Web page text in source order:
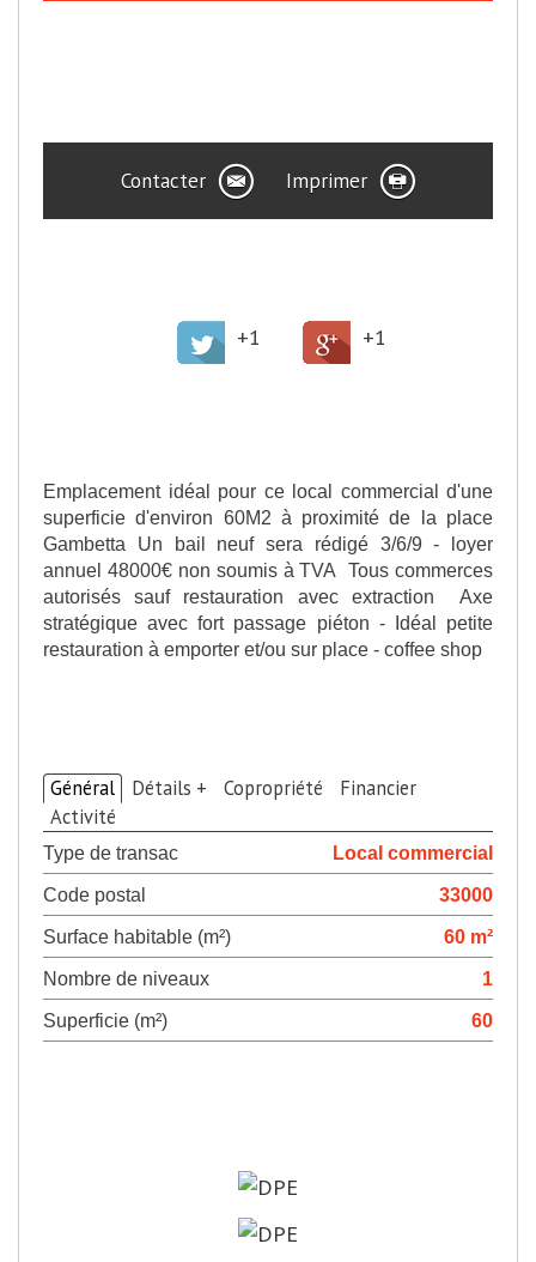
Contacter Imprimer
+1
+1
Emplacement idéal pour ce local commercial d'une
superficie d'environ 60M2 à proximité de la place
Gambetta Un bail neuf sera rédigé 3/6/9 - loyer
annuel 48000€ non soumis à TVA Tous commerces
autorisés sauf restauration avec extraction Axe
stratégique avec fort passage piéton - Idéal petite
restauration à emporter et/ou sur place - coffee shop
Général Détails + Copropriété
Financier
Activité
Type de transac
Local commercial
Code postal
33000
Surface habitable (m²)
60 m²
Nombre de niveaux
1
Superficie (m²)
60